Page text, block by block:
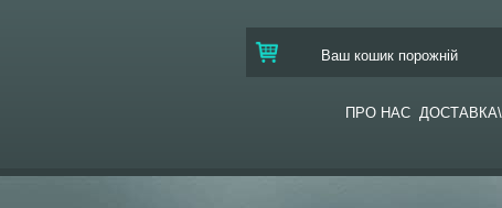
Ваш кошик порожній
ПРО НАС